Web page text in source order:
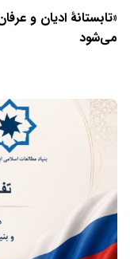
«تابستانهٔ ادیان و
می‌شود